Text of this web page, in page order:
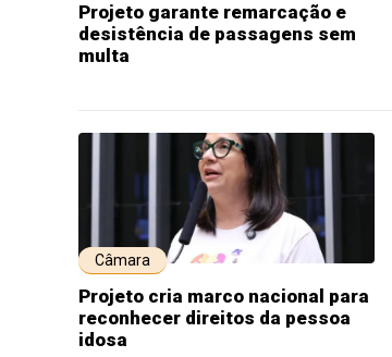
Projeto garante remarcação e
desistência de passagens sem
multa
Câmara
Projeto cria marco nacional para
reconhecer direitos da pessoa
idosa